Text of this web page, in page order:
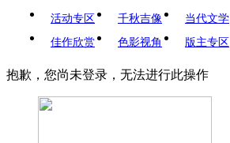
活动专区 千秋吉像
当代文学
佳作欣赏
色影视角 版主专区
抱歉，您尚未登录，无法进行此操作